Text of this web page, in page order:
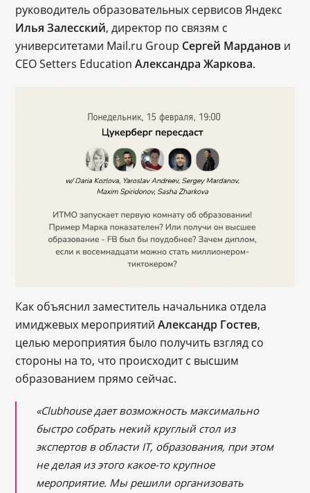
руководитель образовательных сервисов Яндекс
Илья Залесский, директор по связям с
университетами Mail.ru Group Сергей Марданов и
CEO Setters EducationАлександра Жаркова.
Как объяснил заместитель начальника отдела
имиджевых мероприятийАлександр Гостев,
целью мероприятия было получить взгляд со
стороны на то, что происходит с высшим
образованием прямо сейчас.
«Clubhouse дает возможность максимально
быстро собрать некий круглый стол из
экспертов в области IT, образования, при этом
не делая из этого какое-то крупное
мероприятие. Мы решили организовать